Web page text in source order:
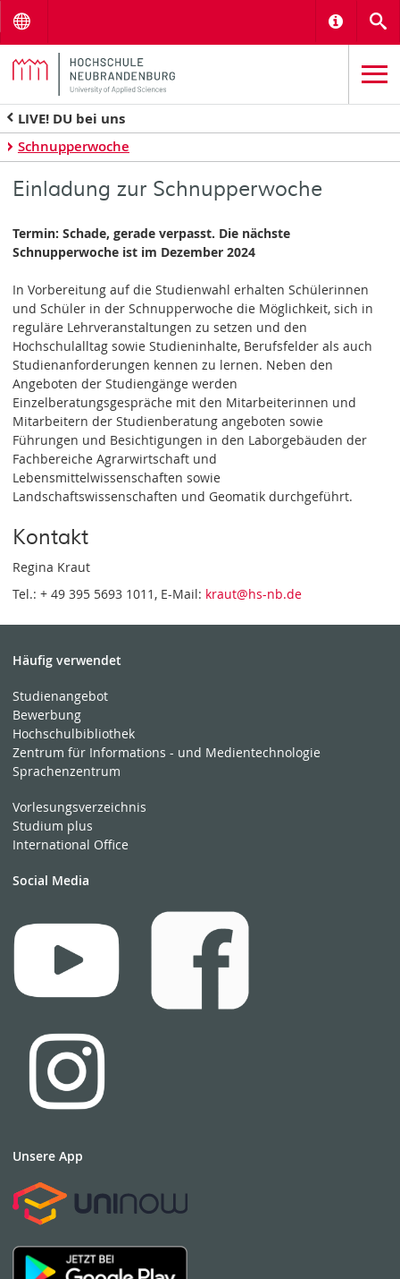
LIVE! DU bei uns
Schnupperwoche
Einladung zur Schnupperwoche
Termin: Schade, gerade verpasst. Die nächste
Schnupperwoche ist im Dezember 2024
In Vorbereitung auf die Studienwahl erhalten Schülerinnen
und Schüler in der Schnupperwoche die Möglichkeit, sich in
reguläre Lehrveranstaltungen zu setzen und den
Hochschulalltag sowie Studieninhalte, Berufsfelder als auch
Studienanforderungen kennen zu lernen. Neben den
Angeboten der Studiengänge werden
Einzelberatungsgespräche mit den Mitarbeiterinnen und
Mitarbeitern der Studienberatung angeboten sowie
Führungen und Besichtigungen in den Laborgebäuden der
Fachbereiche Agrarwirtschaft und
Lebensmittelwissenschaften sowie
Landschaftswissenschaften und Geomatik durchgeführt.
Kontakt
Regina Kraut
Tel.: + 49 395 5693 1011, E-Mail: kraut@hs-nb.de
Häufig verwendet
Studienangebot
Bewerbung
Hochschulbibliothek
Zentrum für Informations - und Medientechnologie
Sprachenzentrum
Vorlesungsverzeichnis
Studium plus
International Office
Social Media
Unsere App